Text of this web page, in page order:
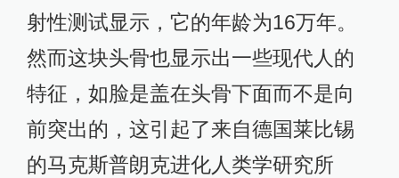
射性测试显示，它的年龄为16万年。
然而这块头骨也显示出一些现代人的
特征，如脸是盖在头骨下面而不是向
前突出的，这引起了来自德国莱比锡
的马克斯普朗克进化人类学研究所